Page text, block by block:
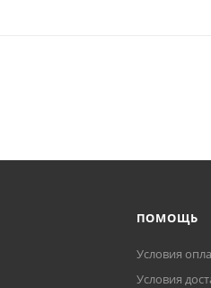
ПОМОЩЬ
Условия
Условия